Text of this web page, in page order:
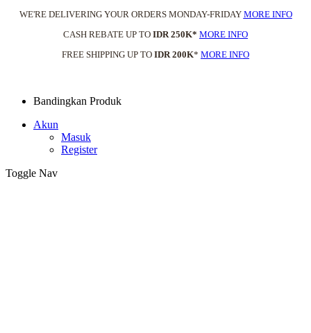
WE'RE DELIVERING YOUR ORDERS MONDAY-FRIDAY MORE INFO
CASH REBATE UP TO IDR 250K* MORE INFO
FREE SHIPPING UP TO IDR 200K* MORE INFO
Bandingkan Produk
Akun
Masuk
Register
Toggle Nav